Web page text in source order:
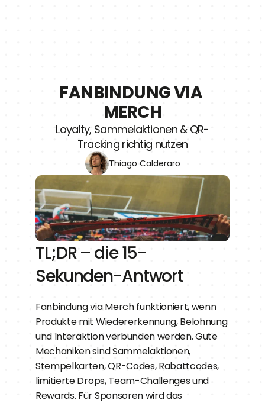
FANBINDUNG VIA
MERCH
Loyalty, Sammelaktionen & QR-
Tracking richtig nutzen
Thiago Calderaro
TL;DR – die 15-
Sekunden-Antwort
Fanbindung via Merch funktioniert, wenn
Produkte mit Wiedererkennung, Belohnung
und Interaktion verbunden werden. Gute
Mechaniken sind Sammelaktionen,
Stempelkarten, QR-Codes, Rabattcodes,
limitierte Drops, Team-Challenges und
Rewards. Für Sponsoren wird das